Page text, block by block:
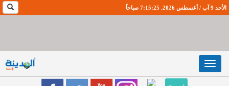
الأحد 9 آب / أغسطس 2026. 7:15:25 صباحاً
Toggle
navigation